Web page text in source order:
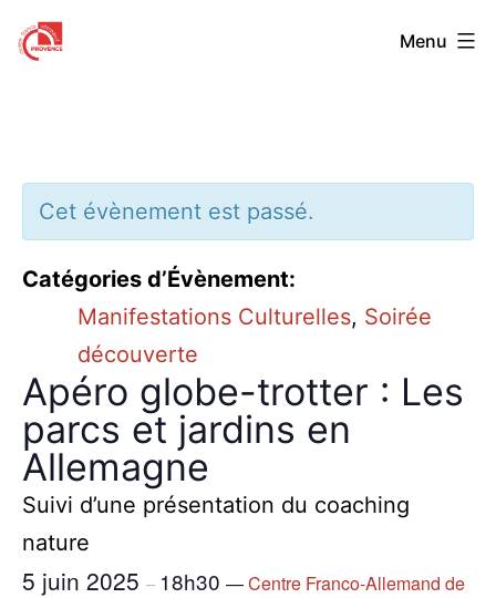
Aller
auCentre
Provence
Menu
Cet évènement est passé.
Catégories d’Évènement:
Manifestations Culturelles, Soirée
découverte
Apéro globe-trotter : Les
parcs et jardins en
Allemagne
Suivi d’une présentation du coaching
nature
5 juin 2025 – 18h30 —Centre Franco-Allemand de